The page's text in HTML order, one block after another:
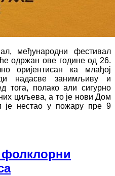
међународни фестивал
одржан ове године од 26.
оријентисан ка млађој
надасве занимљиву и
тога, полако али сигурно
циљева, а то је нови Дом
је нестао у пожару пре 9
фолклорни